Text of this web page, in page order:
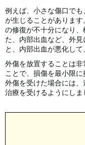
例えば、小さな傷口で
が生じることがありま
の修復が不十分になり
た、内部出血など、外
と、内部出血が悪化し
外傷を放置することは
ことで、損傷を最小限
外傷を受けた場合には
治療を受けるようにしま